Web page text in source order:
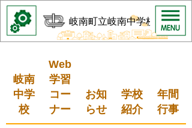
岐南町立岐南中学校
岐南
中学
校
Web
学習
コー
ナー
お知
らせ
学校
紹介
年間
行事